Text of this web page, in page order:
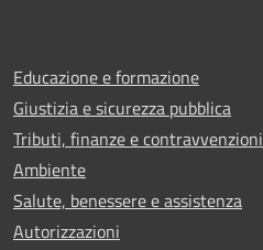
Educazione e formazione
Giustizia e sicurezza pubblica
Tributi, finanze e contravvenzioni
Ambiente
Salute, benessere e assistenza
Autorizzazioni